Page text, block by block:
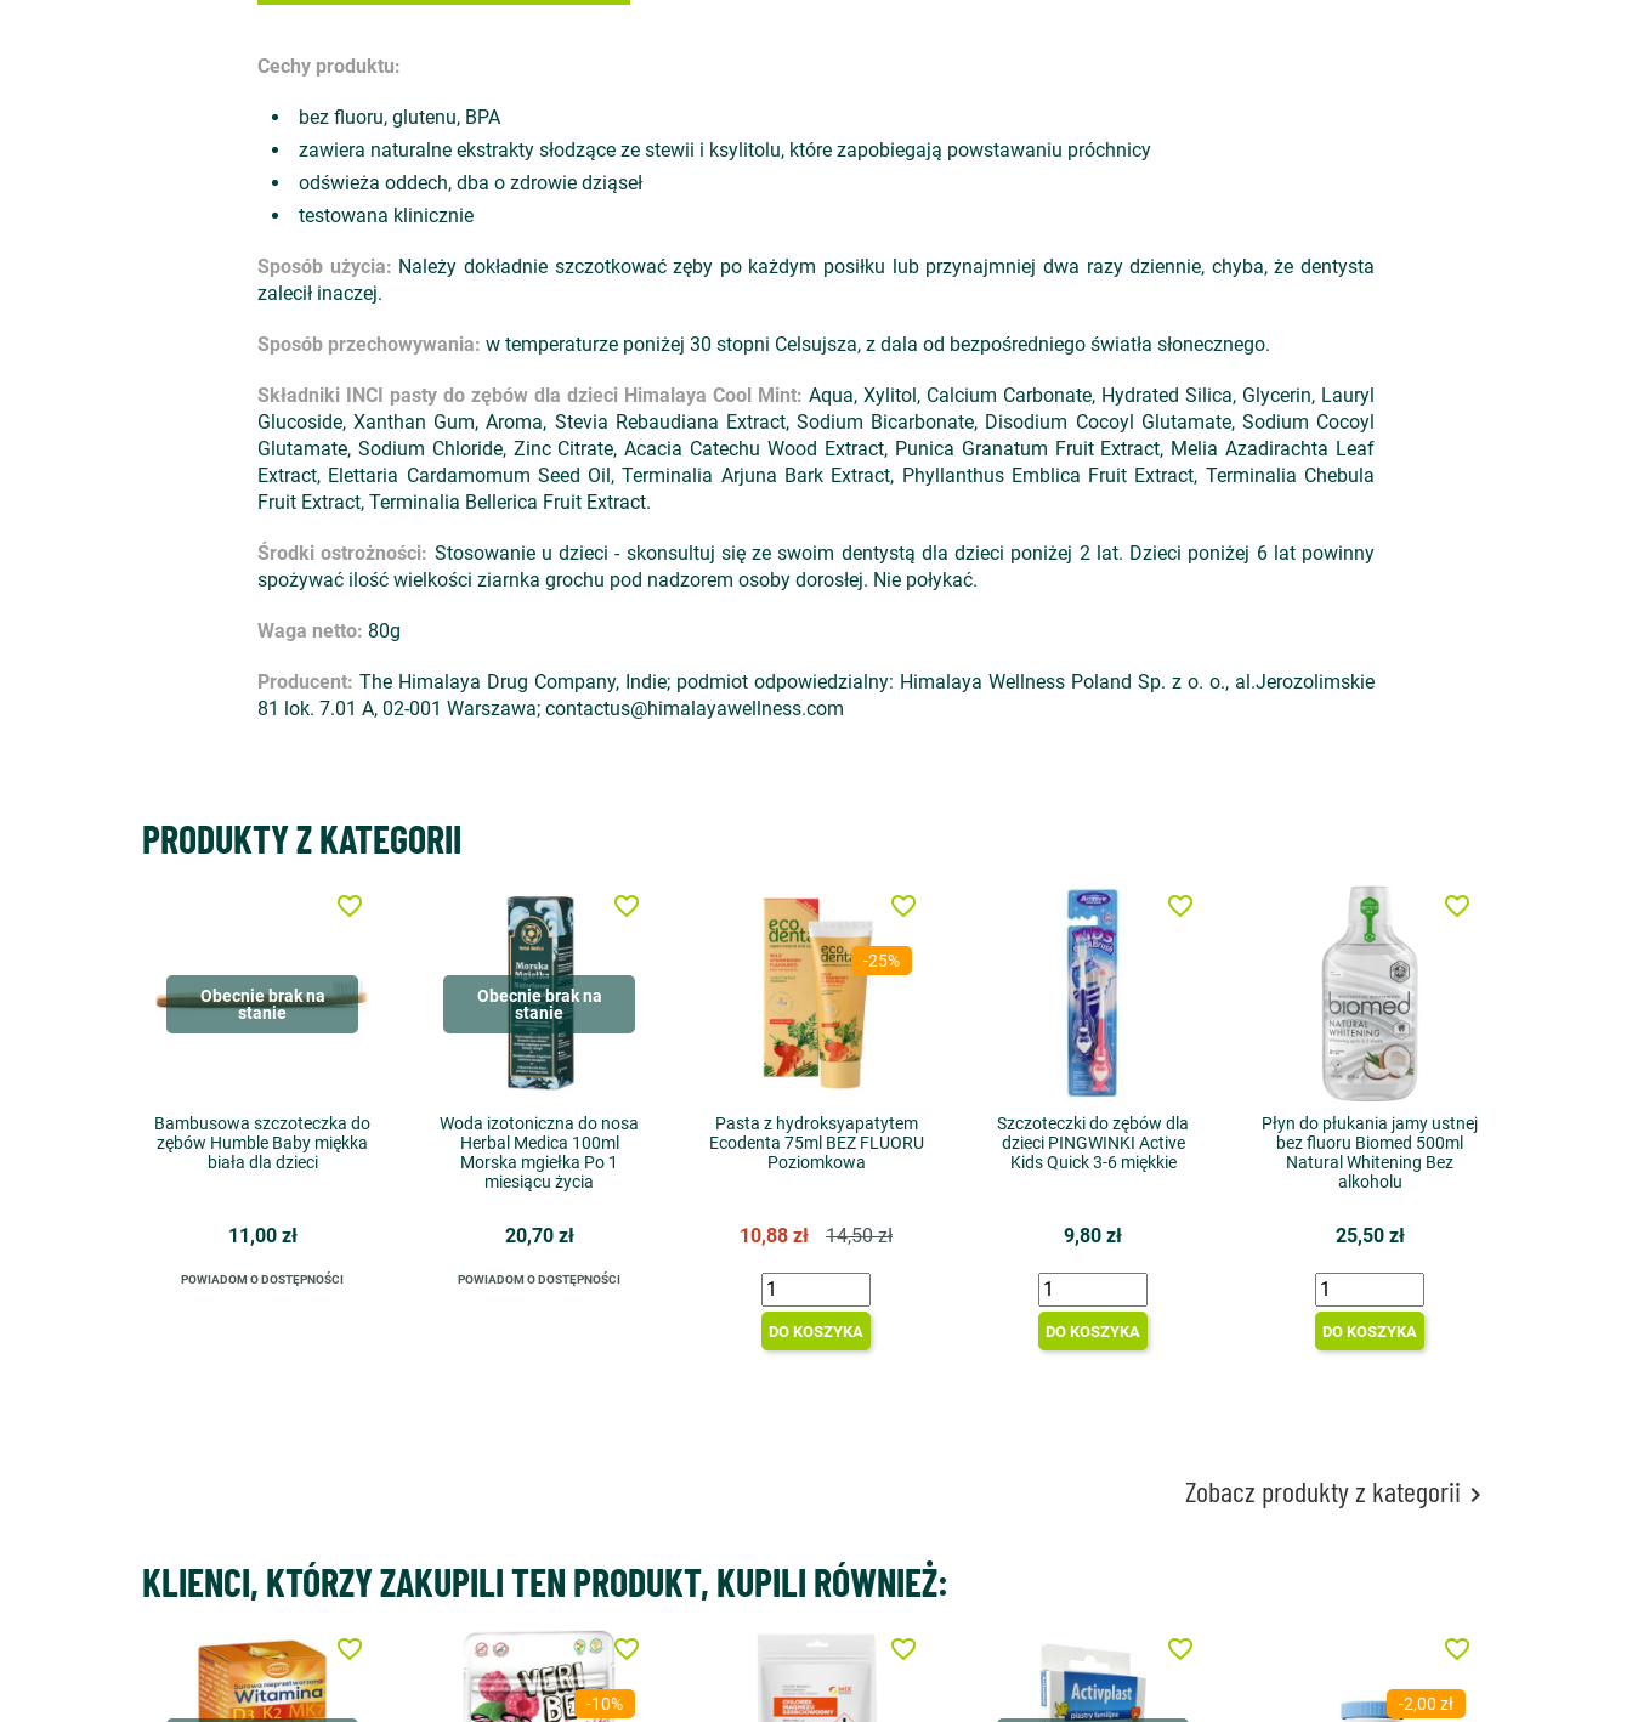
Cechy produktu:
bez fluoru, glutenu, BPA
zawiera naturalne ekstrakty słodzące ze stewii i ksylitolu, które zapobiegają powstawaniu próchnicy
odświeża oddech, dba o zdrowie dziąseł
testowana klinicznie
Sposób użycia: Należy dokładnie szczotkować zęby po każdym posiłku lub przynajmniej dwa razy dziennie, chyba, że dentysta
zalecił inaczej.
Sposób przechowywania: w temperaturze poniżej 30 stopni Celsujsza, z dala od bezpośredniego światła słonecznego.
Składniki INCI pasty do zębów dla dzieci Himalaya Cool Mint: Aqua, Xylitol, Calcium Carbonate, Hydrated Silica, Glycerin, Lauryl
Glucoside, Xanthan Gum, Aroma, Stevia Rebaudiana Extract, Sodium Bicarbonate, Disodium Cocoyl Glutamate, Sodium Cocoyl
Glutamate, Sodium Chloride, Zinc Citrate, Acacia Catechu Wood Extract, Punica Granatum Fruit Extract, Melia Azadirachta Leaf
Extract, Elettaria Cardamomum Seed Oil, Terminalia Arjuna Bark Extract, Phyllanthus Emblica Fruit Extract, Terminalia Chebula
Fruit Extract, Terminalia Bellerica Fruit Extract.
Środki ostrożności: Stosowanie u dzieci - skonsultuj się ze swoim dentystą dla dzieci poniżej 2 lat. Dzieci poniżej 6 lat powinny
spożywać ilość wielkości ziarnka grochu pod nadzorem osoby dorosłej. Nie połykać.
Waga netto: 80g
Producent: The Himalaya Drug Company, Indie; podmiot odpowiedzialny: Himalaya Wellness Poland Sp. z o. o., al.Jerozolimskie
81 lok. 7.01 A, 02-001 Warszawa; contactus@himalayawellness.com
PRODUKTY Z KATEGORII
Obecnie brak na
stanie
Bambusowa szczoteczka do
zębów Humble Baby miękka
biała dla dzieci
11,00 zł
POWIADOM O DOSTĘPNOŚCI
favorite_border
Obecnie brak na
stanie
Woda izotoniczna do nosa
Herbal Medica 100ml
Morska mgiełka Po 1
miesiącu życia
20,70 zł
POWIADOM O DOSTĘPNOŚCI
favorite_border
-25%
Pasta z hydroksyapatytem
Ecodenta 75ml BEZ FLUORU
Poziomkowa
10,88 zł 14,50 zł
DO KOSZYKA
favorite_border
Szczoteczki do zębów dla
dzieci PINGWINKI Active
Kids Quick 3-6 miękkie
9,80 zł
DO KOSZYKA
favorite_border
Płyn do płukania jamy ustnej
bez fluoru Biomed 500ml
Natural Whitening Bez
alkoholu
25,50 zł
DO KOSZYKA
favorite_border
Zobacz produkty z kategorii 
KLIENCI, KTÓRZY ZAKUPILI TEN PRODUKT, KUPILI RÓWNIEŻ:
favorite_border
-10%
favorite_border favorite_border favorite_border
-2,00 zł
favorite_border